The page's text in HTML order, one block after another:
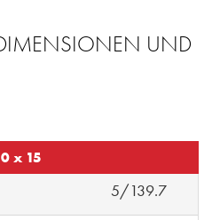
UND
x 15
5/139.7